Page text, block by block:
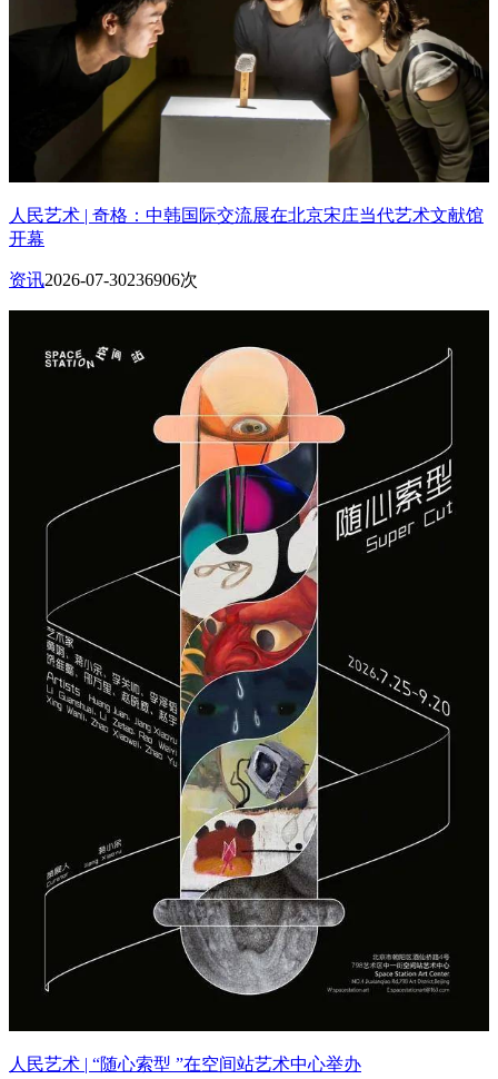
人民艺术 | 奇格：中韩国际交流展在北京宋庄当代艺术文献馆
开幕
资讯2026-07-30236906次
人民艺术 | “随心索型 ”在空间站艺术中心举办